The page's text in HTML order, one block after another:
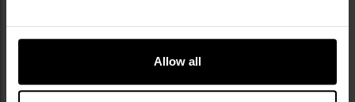
Allow all
ELEMENTY ZESTAWU